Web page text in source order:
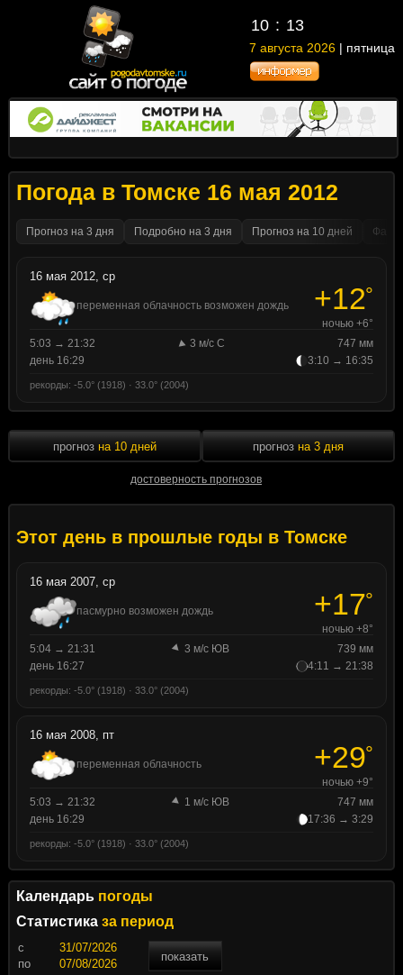
10 : 13
7 августа 2026 | пятница
Погода в Томске 16 мая 2012
Прогноз на 3 дня Подробно на 3 дня Прогноз на 10 дней
16 мая 2012, ср
переменная облачность возможен дождь +12°
ночью +6°
5:03 → 21:32
3 м/с С
747 мм
день 16:29
3:10 → 16:35
рекорды: -5.0° (1918) · 33.0° (2004)
прогноз на 10 дней
достоверность прогнозов
прогноз на 3 дня
Этот день в прошлые годы в Томске
16 мая 2007, ср
пасмурно возможен дождь +17°
ночью +8°
5:04 → 21:31
3 м/с ЮВ
739 мм
день 16:27
4:11 → 21:38
рекорды: -5.0° (1918) · 33.0° (2004)
16 мая 2008, пт
переменная облачность +29°
ночью +9°
5:03 → 21:32
1 м/с ЮВ
747 мм
день 16:29
17:36 → 3:29
рекорды: -5.0° (1918) · 33.0° (2004)
Календарь погоды
Статистика за период
c
показать
по